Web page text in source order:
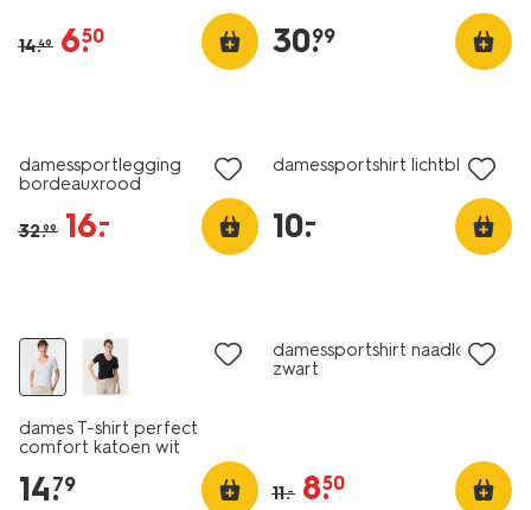
14.49 6.
50 30.
99
damessportlegging
bordeauxrood
32.99 16.
–
damessportshirt lichtblauw
10.
–
dames T-shirt perfect
comfort katoen wit
14.
79
damessportshirt naadloos
zwart
11.– 8.
50